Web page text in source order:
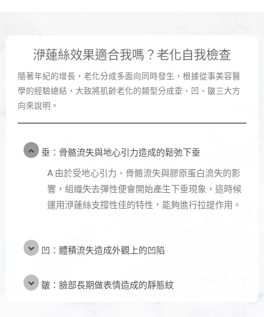
洢蓮絲效果適合我嗎？老化自我檢查
隨著年紀的增長，老化分成多面向同時發生，根據從事美容醫
學的經驗總結，大致將肌齡老化的類型分成垂、凹、皺三大方
向來說明。
垂：骨骼流失與地心引力造成的鬆弛下垂
A:由於受地心引力、骨骼流失與膠原蛋白流失的影
響，組織失去彈性便會開始產生下垂現象，這時候
運用洢蓮絲支撐性佳的特性，能夠進行拉提作用。
凹：體積流失造成外觀上的凹陷
皺：臉部長期做表情造成的靜態紋